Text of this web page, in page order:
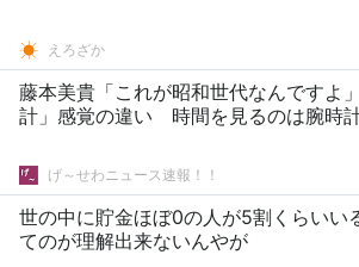
えろざか
藤本美貴「これが昭和世代なんですよ
計」感覚の違い 時間を見るのは腕時
げ～せわニュース速報！！
世の中に貯金ほぼ0の人が5割くらいい
てのが理解出来ないんやが